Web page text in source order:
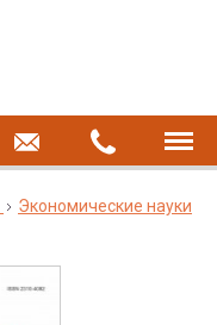
Экономические науки